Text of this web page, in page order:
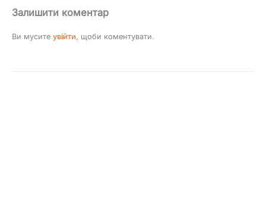
Залишити коментар
Ви мусите увійти, щоби коментувати.